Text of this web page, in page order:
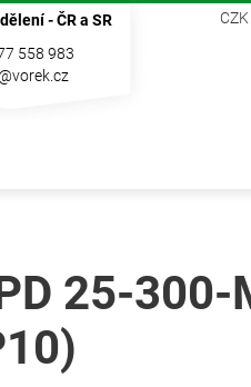
- ČR a SR
558 983
CZK
25-300-